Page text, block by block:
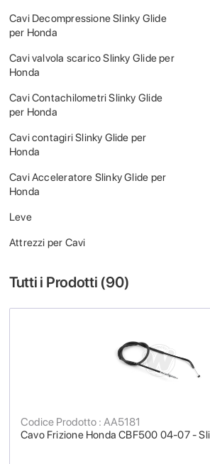
Cavi Decompressione Slinky Glide
per Honda
Cavi valvola scarico Slinky Glide per
Honda
Cavi Contachilometri Slinky Glide
per Honda
Cavi contagiri Slinky Glide per
Honda
Cavi Acceleratore Slinky Glide per
Honda
Leve
Attrezzi per Cavi
Tutti i Prodotti (90)
Cavo Frizione Honda CBF500 04-07 -
Codice Prodotto : AA5181